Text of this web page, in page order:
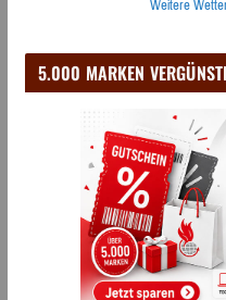
Weitere
5.000 MARKEN